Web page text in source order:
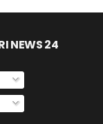
NEWS 24